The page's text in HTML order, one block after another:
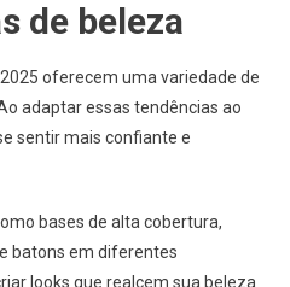
de beleza
oferecem uma variedade de
adaptar essas tendências ao
sentir mais confiante e
bases de alta cobertura,
batons em diferentes
looks que realcem sua beleza